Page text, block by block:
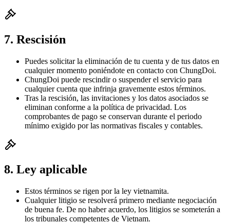
7. Rescisión
Puedes solicitar la eliminación de tu cuenta y de tus datos en
cualquier momento poniéndote en contacto con ChungDoi.
ChungDoi puede rescindir o suspender el servicio para
cualquier cuenta que infrinja gravemente estos términos.
Tras la rescisión, las invitaciones y los datos asociados se
eliminan conforme a la política de privacidad. Los
comprobantes de pago se conservan durante el periodo
mínimo exigido por las normativas fiscales y contables.
8. Ley aplicable
Estos términos se rigen por la ley vietnamita.
Cualquier litigio se resolverá primero mediante negociación
de buena fe. De no haber acuerdo, los litigios se someterán a
los tribunales competentes de Vietnam.